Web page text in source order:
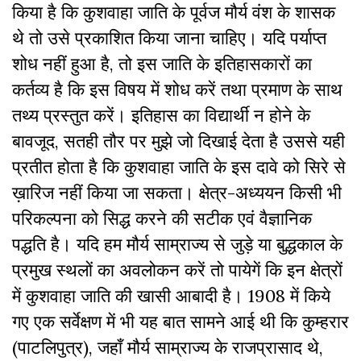
किया है कि कुशवाहा जाति के पूर्वज मौर्य वंश के शासक
थे तो उसे प्रकाशित किया जाना चाहिए। यदि पर्याप्त
शोध नहीं हुआ है, तो इस जाति के इतिहासकारों का
कर्तव्य है कि इस विषय में शोध करें तथा प्रमाण के साथ
तथ्य प्रस्तुत करें। इतिहास का विद्यार्थी न होने के
बावजूद, सतही तौर पर मुझे जो दिखाई देता है उससे यही
प्रतीत होता है कि कुशवाहा जाति के इस दावे को सिरे से
ख़ारिज नहीं किया जा सकता। क्षेत्र-अध्ययन किसी भी
परिकल्पना को सिद्ध करने की सटीक एवं वैज्ञानिक
पद्धति है। यदि हम मौर्य साम्राज्य से जुड़े या बुद्धकाल के
प्रमुख स्थलों का अवलोकन करें तो पायेगें कि इन क्षेत्रों
में कुशवाहा जाति की खासी आबादी है। 1908 में किये
गए एक सर्वेक्षण में भी यह बात सामने आई थी कि कुम्हरार
(पाटलिपुत्र), जहाँ मौर्य साम्राज्य के राजप्रासाद थे,